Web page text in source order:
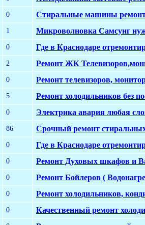
0 Стиральные машины
1 Микроволновка Самсунг
0 Где в Краснодаре
2 Ремонт ЖК
0 Ремонт телевизоров,
5 Ремонт холодильников без
0 Электрика авария любая
86 Срочный ремонт
0 Где в Краснодаре
0 Ремонт Духовых шкафов и
0 Ремонт Бойлеров (
0 Ремонт холодильников,
0 Качественный ремонт